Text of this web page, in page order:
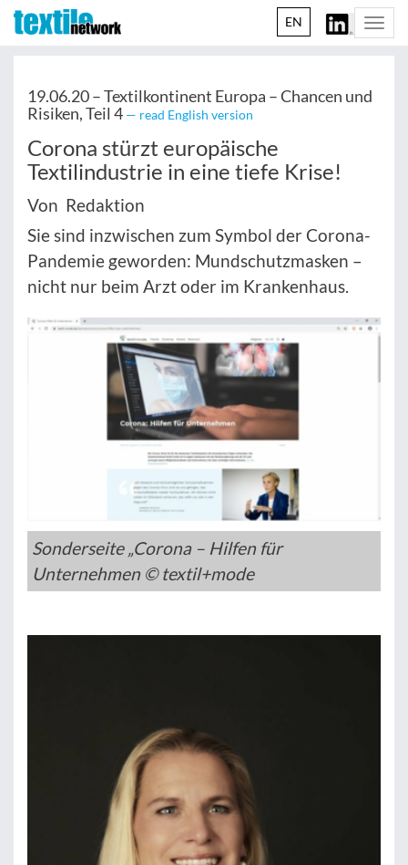
EN
19.06.20 –Textilkontinent Europa – Chancen und
Risiken, Teil 4 — read English version
Corona stürzt europäische
Textilindustrie in eine tiefe Krise!
Von Redaktion
Sie sind inzwischen zum Symbol der Corona-
Pandemie geworden: Mundschutzmasken –
nicht nur beim Arzt oder im Krankenhaus.
Sonderseite „Corona – Hilfen für
Unternehmen © textil+mode